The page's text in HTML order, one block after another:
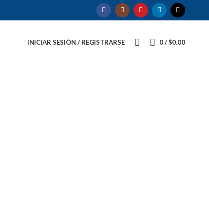
INICIAR SESIÓN / REGISTRARSE 0/ $0.00